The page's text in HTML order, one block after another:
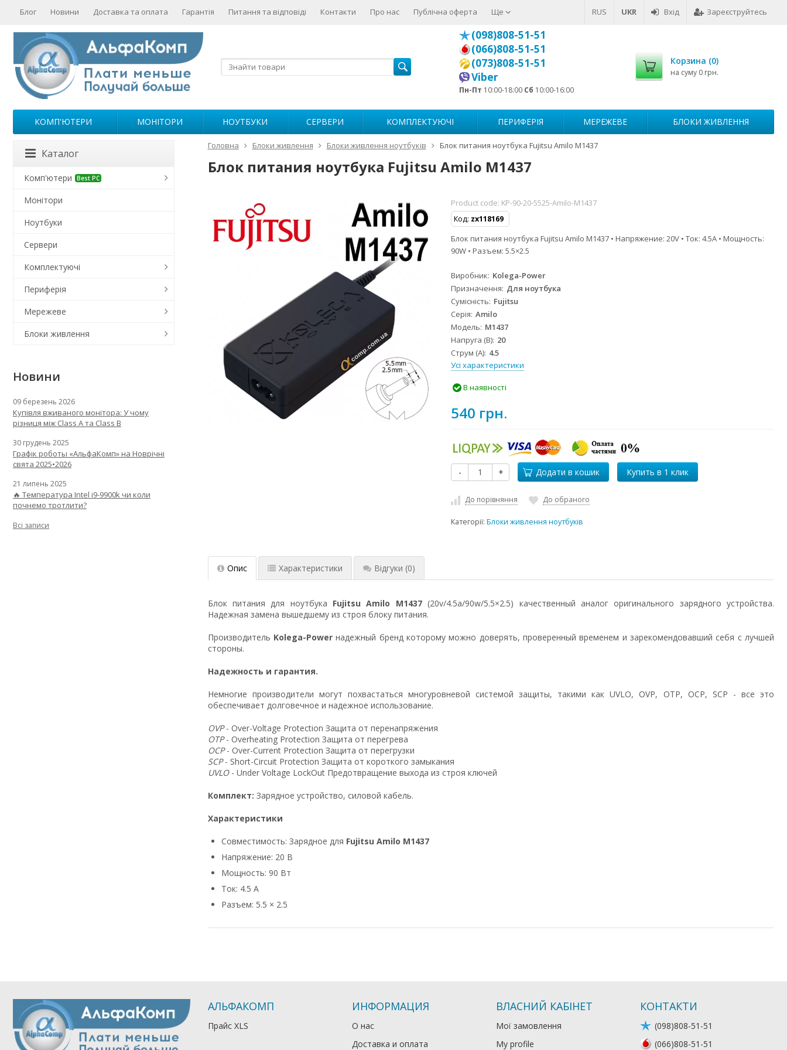
RUS UKR Вхід Зареєструйтесь
Блог Новини Доставка та оплата Гарантія Питання та відповіді Контакти Про нас Публічна оферта Ще
(098)808-51-51
(066)808-51-51
(073)808-51-51
Viber
Пн-Пт 10:00-18:00 Сб 10:00-16:00
Корзина (0)
на суму 0 грн.
КОМП'ЮТЕРИ МОНІТОРИ НОУТБУКИ СЕРВЕРИ КОМПЛЕКТУЮЧІ ПЕРИФЕРІЯ МЕРЕЖЕВЕ БЛОКИ ЖИВЛЕННЯ
Головна Блоки живлення Блоки живлення ноутбуків Блок питания ноутбука Fujitsu Amilo M1437
Блок питания ноутбука Fujitsu Amilo M1437
Product code: KP-90-20-5525-Amilo-M1437
Код: zx118169
Блок питания ноутбука Fujitsu Amilo M1437 • Напряжение: 20V • Ток: 4.5A • Мощность:
90W • Разъем: 5.5×2.5
Виробник Kolega-Power
Призначення Для ноутбука
Сумісність Fujitsu
Серія Amilo
Модель M1437
Напруга (В) 20
Струм (А) 4.5
Усі характеристики
В наявності
540 грн.
- + Додати в кошик
До порівняння До обраного
Категорії:Блоки живлення ноутбуків
Опис Характеристики Відгуки (0)
Блок питания для ноутбука Fujitsu Amilo M1437(20v/4.5a/90w/5.5×2.5) качественный аналог оригинального зарядного устройства.
Надежная замена вышедшему из строя блоку питания.
Производитель Kolega-Powerнадежный бренд которому можно доверять, проверенный временем и зарекомендовавший себя с лучшей
стороны.
Надежность и гарантия.
Немногие производители могут похвастаться многуровневой системой защиты, такими как UVLO, OVP, OTP, OCP, SCP - все это
обеспечивает долговечное и надежное использование.
OVP- Over-Voltage Protection Защита от перенапряжения
OTP- Overheating Protection Защита от перегрева
OCP- Over-Current Protection Защита от перегрузки
SCP- Short-Circuit Protection Защита от короткого замыкания
UVLO- Under Voltage LockOut Предотвращение выхода из строя ключей
Комплект: Зарядное устройство, силовой кабель.
Характеристики
Совместимость: Зарядное для Fujitsu Amilo M1437
Напряжение: 20 В
Мощность: 90 Вт
Ток: 4.5 А
Разъем: 5.5 × 2.5
Каталог
Комп'ютери Best PC
Монітори
Ноутбуки
Сервери
Комплектуючі
Периферія
Мережеве
Блоки живлення
Новини
09 березень 2026
Купівля вживаного монітора: У чому
різниця між Class A та Class B
30 грудень 2025
Графік роботы «АльфаКомп» на Новрічні
свята 2025•2026
21 липень 2025
🔥 Температура Intel i9-9900k чи коли
почнемо тротлити?
Всі записи
АЛЬФАКОМП
Прайс XLS
ИНФОРМАЦИЯ
О нас
Доставка и оплата
ВЛАСНИЙ КАБІНЕТ
Мої замовлення
My profile
КОНТАКТИ
(098)808-51-51
(066)808-51-51